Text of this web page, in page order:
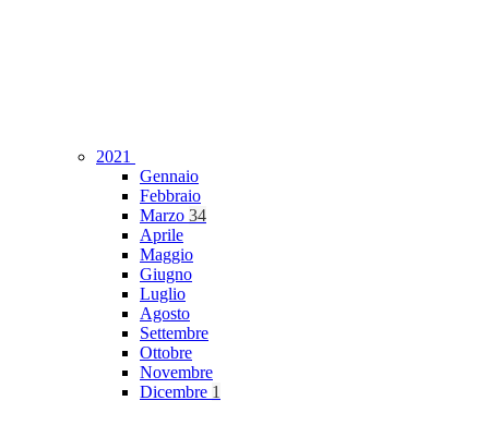
2021
Gennaio
Febbraio
Marzo 34
Aprile
Maggio
Giugno
Luglio
Agosto
Settembre
Ottobre
Novembre
Dicembre 1